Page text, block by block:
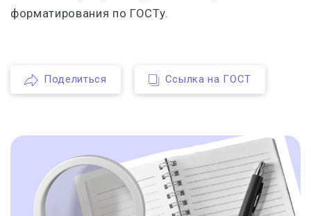
форматирования по ГОСТу.
Поделиться Ссылка на ГОСТ